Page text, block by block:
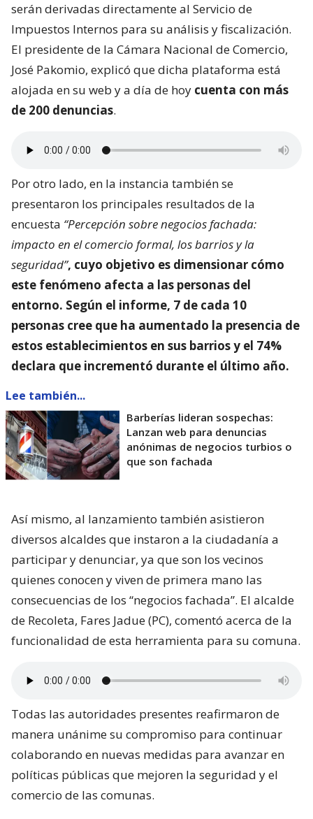
serán derivadas directamente al Servicio de
Impuestos Internos para su análisis y fiscalización.
El presidente de la Cámara Nacional de Comercio,
José Pakomio, explicó que dicha plataforma está
alojada en su web y a día de hoy cuenta con más
de 200 denuncias.
Por otro lado, en la instancia también se
presentaron los principales resultados de la
encuesta “Percepción sobre negocios fachada:
impacto en el comercio formal, los barrios y la
seguridad”, cuyo objetivo es dimensionar cómo
este fenómeno afecta a las personas del
entorno. Según el informe, 7 de cada 10
personas cree que ha aumentado la presencia de
estos establecimientos en sus barrios y el 74%
declara que incrementó durante el último año.
Lee también...
Barberías lideran sospechas:
Lanzan web para denuncias
anónimas de negocios turbios o
que son fachada
Así mismo, al lanzamiento también asistieron
diversos alcaldes que instaron a la ciudadanía a
participar y denunciar, ya que son los vecinos
quienes conocen y viven de primera mano las
consecuencias de los “negocios fachada”. El alcalde
de Recoleta, Fares Jadue (PC), comentó acerca de la
funcionalidad de esta herramienta para su comuna.
Todas las autoridades presentes reafirmaron de
manera unánime su compromiso para continuar
colaborando en nuevas medidas para avanzar en
políticas públicas que mejoren la seguridad y el
comercio de las comunas.